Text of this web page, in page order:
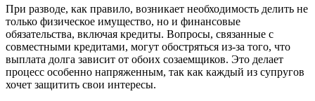
При разводе, как правило, возникает необходимость делить не
только физическое имущество, но и финансовые
обязательства, включая кредиты. Вопросы, связанные с
совместными кредитами, могут обостряться из-за того, что
выплата долга зависит от обоих созаемщиков. Это делает
процесс особенно напряженным, так как каждый из супругов
хочет защитить свои интересы.